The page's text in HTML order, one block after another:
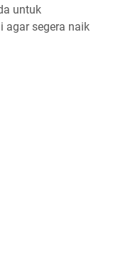
untuk
agar segera naik